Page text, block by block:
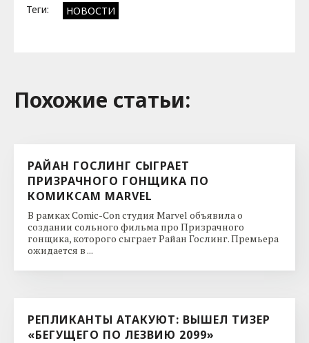
Теги: НОВОСТИ
Похожие cтатьи:
РАЙАН ГОСЛИНГ СЫГРАЕТ
ПРИЗРАЧНОГО ГОНЩИКА ПО
КОМИКСАМ MARVEL
В рамках Comic-Con студия Marvel объявила о
создании сольного фильма про Призрачного
гонщика, которого сыграет Райан Гослинг. Премьера
ожидается в ...
РЕПЛИКАНТЫ АТАКУЮТ: ВЫШЕЛ ТИЗЕР
«БЕГУЩЕГО ПО ЛЕЗВИЮ 2099»